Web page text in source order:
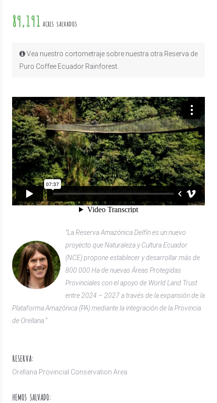
89,191 ACRES SALVADOS
Vea nuestro cortometraje sobre nuestra otra Reserva de
Puro Coffee Ecuador Rainforest.
“La Reserva Amazónica Delfín es un nuevo
proyecto que Naturaleza y Cultura Ecuador
(NCE) propone establecer y desarrollar más de
800.000 Ha de nuevas Áreas Protegidas
Provinciales con el apoyo de World Land Trust
entre 2024 – 2027 a través de la expansión de la
Plataforma Amazónica (PA) mediante la integración de la Provincia
de Orellana.”
RESERVA:
Orellana Provincial Conservation Area
HEMOS SALVADO: